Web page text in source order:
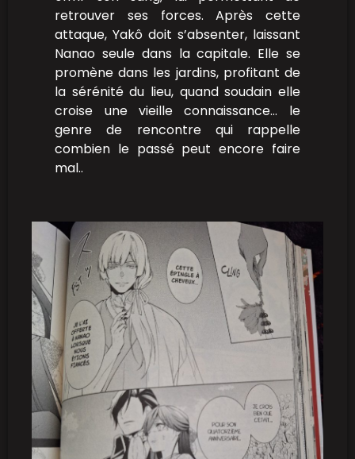
retrouver ses forces. Après cette
attaque, Yakô doit s’absenter, laissant
Nanao seule dans la capitale. Elle se
promène dans les jardins, profitant de
la sérénité du lieu, quand soudain elle
croise une vieille connaissance… le
genre de rencontre qui rappelle
combien le passé peut encore faire
mal..